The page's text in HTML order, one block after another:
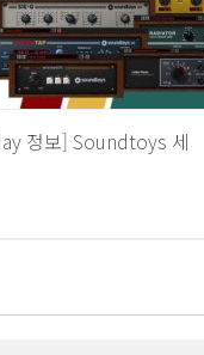
정보] Soundtoys 세